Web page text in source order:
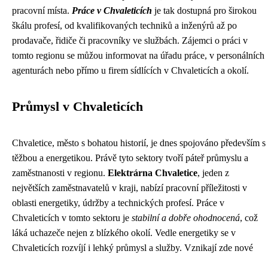
pracovní místa. Práce v Chvaleticích je tak dostupná pro širokou
škálu profesí, od kvalifikovaných techniků a inženýrů až po
prodavače, řidiče či pracovníky ve službách. Zájemci o práci v
tomto regionu se můžou informovat na úřadu práce, v personálních
agenturách nebo přímo u firem sídlících v Chvaleticích a okolí.
Průmysl v Chvaleticích
Chvaletice, město s bohatou historií, je dnes spojováno především s
těžbou a energetikou. Právě tyto sektory tvoří páteř průmyslu a
zaměstnanosti v regionu. Elektrárna Chvaletice, jeden z
největších zaměstnavatelů v kraji, nabízí pracovní příležitosti v
oblasti energetiky, údržby a technických profesí. Práce v
Chvaleticích v tomto sektoru je stabilní a dobře ohodnocená, což
láká uchazeče nejen z blízkého okolí. Vedle energetiky se v
Chvaleticích rozvíjí i lehký průmysl a služby. Vznikají zde nové